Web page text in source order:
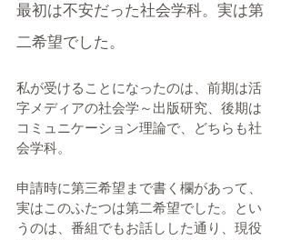
最初は不安だった社会学科。実は第
二希望でした。
私が受けることになったのは、前期は活
字メディアの社会学～出版研究、後期は
コミュニケーション理論で、どちらも社
会学科。
申請時に第三希望まで書く欄があって、
実はこのふたつは第二希望でした。とい
うのは、番組でもお話しした通り、現役